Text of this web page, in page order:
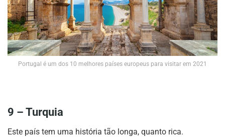
Portugal é um dos 10 melhores países europeus para visitar em 2021
9 – Turquia
Este país tem uma história tão longa, quanto rica.